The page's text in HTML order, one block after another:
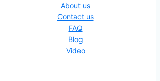
About us
Contact us
FAQ
Blog
Video